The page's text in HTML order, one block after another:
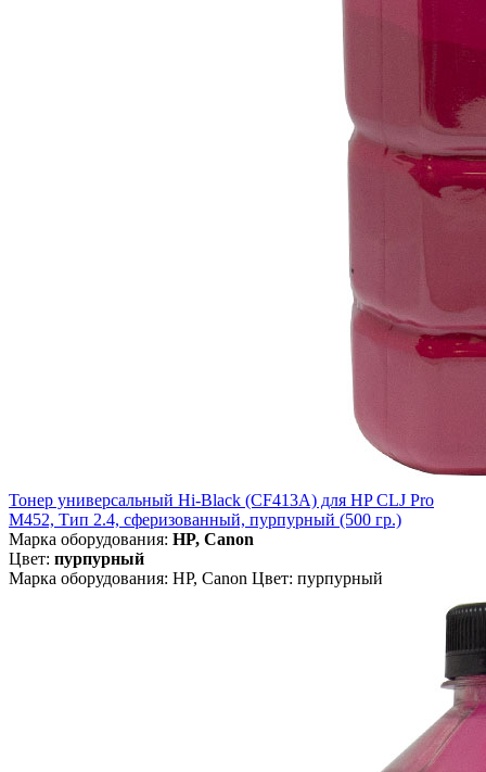
Тонер универсальный Hi-Black (CF413A) для HP CLJ Pro
M452, Тип 2.4, сферизованный, пурпурный (500 гр.)
Марка оборудования: HP, Canon
Цвет: пурпурный
Марка оборудования: HP, Canon Цвет: пурпурный